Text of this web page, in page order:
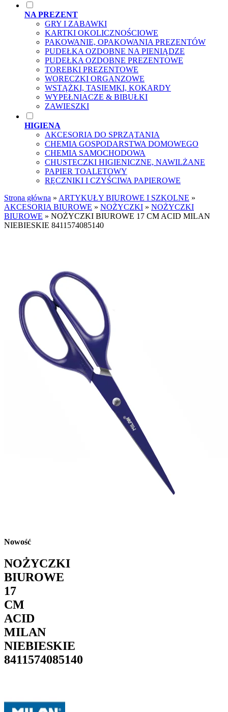
NA PREZENT
GRY I ZABAWKI
KARTKI OKOLICZNOŚCIOWE
PAKOWANIE, OPAKOWANIA PREZENTÓW
PUDEŁKA OZDOBNE NA PIENIĄDZE
PUDEŁKA OZDOBNE PREZENTOWE
TOREBKI PREZENTOWE
WORECZKI ORGANZOWE
WSTĄŻKI, TASIEMKI, KOKARDY
WYPEŁNIACZE & BIBUŁKI
ZAWIESZKI
HIGIENA
AKCESORIA DO SPRZĄTANIA
CHEMIA GOSPODARSTWA DOMOWEGO
CHEMIA SAMOCHODOWA
CHUSTECZKI HIGIENICZNE, NAWILŻANE
PAPIER TOALETOWY
RĘCZNIKI I CZYŚCIWA PAPIEROWE
Strona główna » ARTYKUŁY BIUROWE I SZKOLNE »
AKCESORIA BIUROWE » NOŻYCZKI » NOŻYCZKI
BIUROWE » NOŻYCZKI BIUROWE 17 CM ACID MILAN
NIEBIESKIE 8411574085140
Nowość
NOŻYCZKI
BIUROWE
17
CM
ACID
MILAN
NIEBIESKIE
8411574085140